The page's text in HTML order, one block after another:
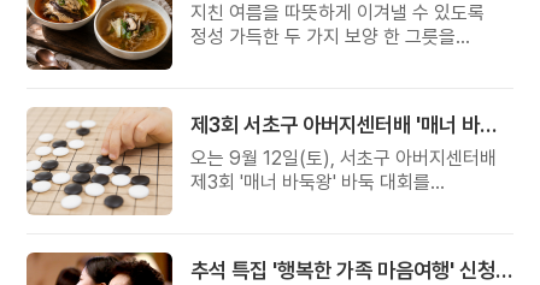
지친 여름을 따뜻하게 이겨낼 수 있도록
정성 가득한 두 가지 보양 한 그릇을
제3회 서초구 아버지센터배 '매너 바둑왕' 대회
오는 9월 12일(토), 서초구 아버지센터배
제3회 '매너 바둑왕' 바둑 대회를
추석 특집 '행복한 가족 마음여행' 신청 안내